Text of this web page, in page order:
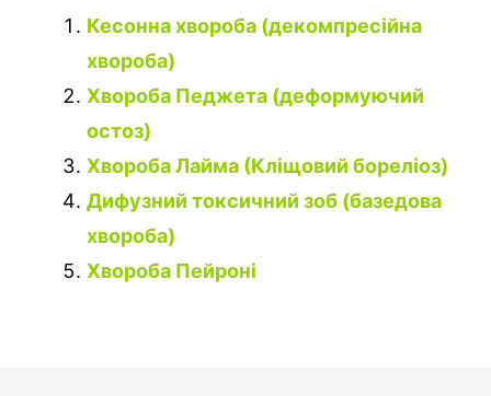
Кесонна хвороба (декомпресійна
хвороба)
Хвороба Педжета (деформуючий
остоз)
Хвороба Лайма (Кліщовий бореліоз)
Дифузний токсичний зоб (базедова
хвороба)
Хвороба Пейроні